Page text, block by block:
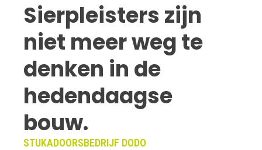
Sierpleisters zijn
niet meer weg te
denken in de
hedendaagse
bouw.
STUKADOORSBEDRIJF DODO